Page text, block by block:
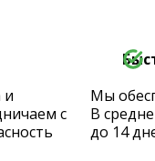
и
с
Мы
В
до 14